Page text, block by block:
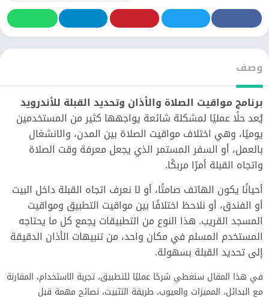
وصف
برنامج مواقيت الصلاة والأذان وتحديد القبلة للأندرويد
يُعد حلًا عمليًا لمشكلة شائعة يواجهها كثير من المستخدمين
يوميًا، وهي اختلاف مواقيت الصلاة بين المدن، والانشغال
بالعمل، أو السفر المستمر الذي يجعل معرفة وقت الصلاة
واتجاه القبلة أمرًا مربكًا.
أحيانًا يكون الهاتف صامتًا، أو لا نعرف اتجاه القبلة داخل البيت
أو الفندق، أو نلاحظ اختلافًا بين مواقيت التطبيق ومواقيت
المسجد القريب. هذا النوع من التطبيقات يجمع كل ما يحتاجه
المستخدم المسلم في مكان واحد، من تنبيهات الأذان الدقيقة
إلى تحديد القبلة بسهولة.
في هذا المقال سنغطي شرحًا عمليًا للتطبيق، تجربة الاستخدام، المقارنة
مع البدائل، المميزات والعيوب، طريقة التثبيت، نصائح مهمة قبل